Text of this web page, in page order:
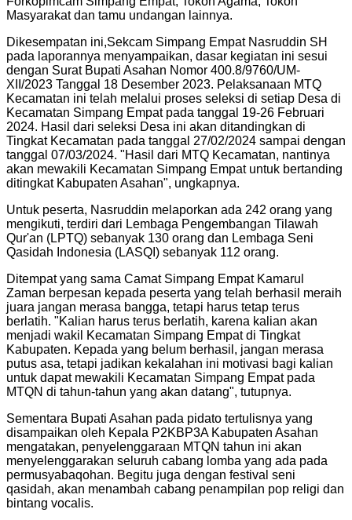
Masyarakat dan tamu undangan lainnya.
Dikesempatan ini,Sekcam Simpang Empat Nasruddin SH
pada laporannya menyampaikan, dasar kegiatan ini sesui
dengan Surat Bupati Asahan Nomor 400.8/9760/UM-
XII/2023 Tanggal 18 Desember 2023. Pelaksanaan MTQ
Kecamatan ini telah melalui proses seleksi di setiap Desa di
Kecamatan Simpang Empat pada tanggal 19-26 Februari
2024. Hasil dari seleksi Desa ini akan ditandingkan di
Tingkat Kecamatan pada tanggal 27/02/2024 sampai dengan
tanggal 07/03/2024. "Hasil dari MTQ Kecamatan, nantinya
akan mewakili Kecamatan Simpang Empat untuk bertanding
ditingkat Kabupaten Asahan", ungkapnya.
Untuk peserta, Nasruddin melaporkan ada 242 orang yang
mengikuti, terdiri dari Lembaga Pengembangan Tilawah
Qur'an (LPTQ) sebanyak 130 orang dan Lembaga Seni
Qasidah Indonesia (LASQI) sebanyak 112 orang.
Ditempat yang sama Camat Simpang Empat Kamarul
Zaman berpesan kepada peserta yang telah berhasil meraih
juara jangan merasa bangga, tetapi harus tetap terus
berlatih. "Kalian harus terus berlatih, karena kalian akan
menjadi wakil Kecamatan Simpang Empat di Tingkat
Kabupaten. Kepada yang belum berhasil, jangan merasa
putus asa, tetapi jadikan kekalahan ini motivasi bagi kalian
untuk dapat mewakili Kecamatan Simpang Empat pada
MTQN di tahun-tahun yang akan datang", tutupnya.
Sementara Bupati Asahan pada pidato tertulisnya yang
disampaikan oleh Kepala P2KBP3A Kabupaten Asahan
mengatakan, penyelenggaraan MTQN tahun ini akan
menyelenggarakan seluruh cabang lomba yang ada pada
permusyabaqohan. Begitu juga dengan festival seni
qasidah, akan menambah cabang penampilan pop religi dan
bintang vocalis.